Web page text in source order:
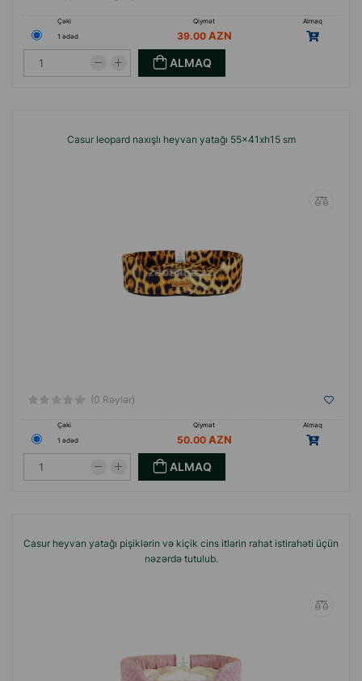
Çəki Qiymət
Almaq
1 ədəd
39.00
ALMAQ
Casur leopard naxışlı heyvan yatağı 55x41xh15 sm
(0 Rəylər)
Çəki Qiymət
Almaq
1 ədəd
50.00
ALMAQ
Casur heyvan yatağı pişiklərin və kiçik cins itlərin rahat istirahəti üçün
nəzərdə tutulub.